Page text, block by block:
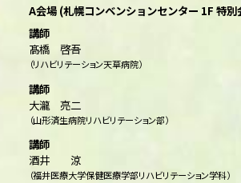
A会場 (札幌コンベンションセンター 1F 特別
講師
髙橋 啓吾
（リハビリテーション天草病院）
講師
大瀧 亮二
（山形済生病院リハビリテーション部）
講師
酒井 涼
（福井医療大学保健医療学部リハビリテーション学科）